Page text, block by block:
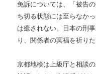
免訴については、「被告
ち切る状態には至らなか
は癒されない。日本の刑
り、関係者の冥福を祈りた
京都地検は上級庁と相談